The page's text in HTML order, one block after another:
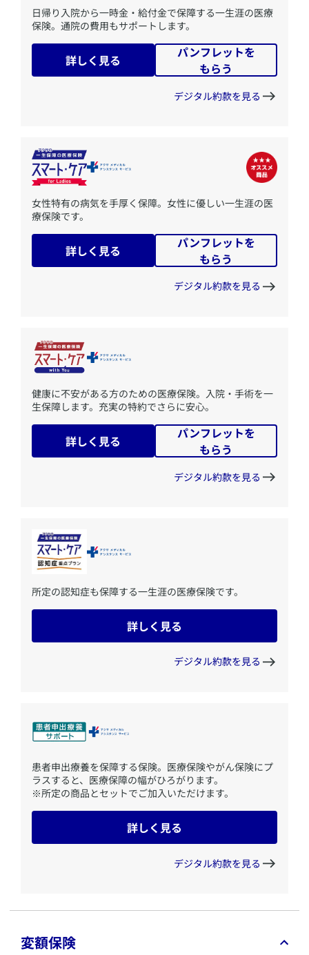
​日帰り入院から一時金・給付金で保障する一生涯の医療
保険。通院の費用もサポートします。
詳しく見る
パンフレットを
もらう
デジタル約款を見る
​女性特有の病気を手厚く保障。女性に優しい一生涯の医
療保険です。
詳しく見る
パンフレットを
もらう
デジタル約款を見る
​健康に不安がある方のための医療保険。入院・手術を一
生保障します。充実の特約でさらに安心。
詳しく見る
パンフレットを
もらう
デジタル約款を見る
​所定の認知症も保障する一生涯の医療保険です。
詳しく見る
デジタル約款を見る
​患者申出療養を保障する保険。医療保険やがん保険にプ
ラスすると、医療保障の幅がひろがります。
※所定の商品とセットでご加入いただけます。
詳しく見る
デジタル約款を見る
変額保険